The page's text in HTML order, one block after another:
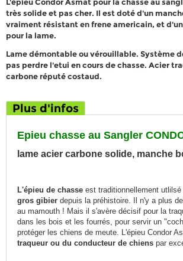
très solideet pas cher. Il est doté d'un
vraiment résistanten frene americain, et
pour la lame.
Lame démontable ou vérouillable. Système
pas perdre l'etui en cours de chasse. Acier
carbone réputé costaud.
Plus d'infos
Epieu chasse au Sangler
lame acier carbone solide, manche
L'épieu de chasse est traditionnellement
gros gibier depuis la préhistoire. Il n'y a plus
au mamouth ! Mais il s'avère décisif pour la
dans les bois et les fourrés, pour servir un
protéger les chiens de meute. L'épieu Condor
traqueur ou du conducteur de chiens par